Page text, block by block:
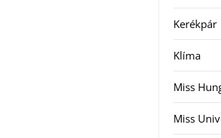
Kerékpár
Klíma
Miss
Miss